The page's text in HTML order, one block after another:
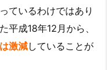
ているわけではあり
平成18年12月から、
激減していることが